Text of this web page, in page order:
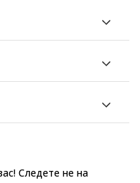
Следете не на